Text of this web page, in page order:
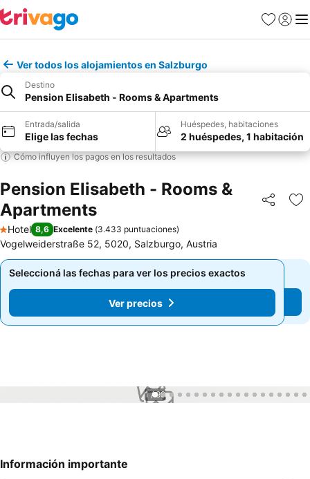
Favoritos
Iniciar
Ver todos los alojamientos en Salzburgo
Destino
Pension Elisabeth - Rooms & Apartments
Entrada/salida
Elige las fechas
Huéspedes, habitaciones
2 huéspedes, 1 habitación
Cómo influyen los pagos en los resultados
Pension Elisabeth - Rooms &
Apartments
Compartir
1 Estrellas
Hotel 8,6 Excelente (3.433 puntuaciones)
Vogelweiderstraße 52, 5020, Salzburgo, Austria
Seleccioná las fechas para ver los precios exactos
Ver precios
Seleccioná las fechas para ver los precios exactos
Ver precios
1 / 99
Información importante